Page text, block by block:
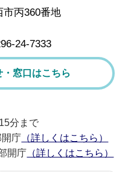
市丙360番地
24-7333
窓口はこちら
分まで
庁 （詳しくはこちら）
開庁 （詳しくはこちら）